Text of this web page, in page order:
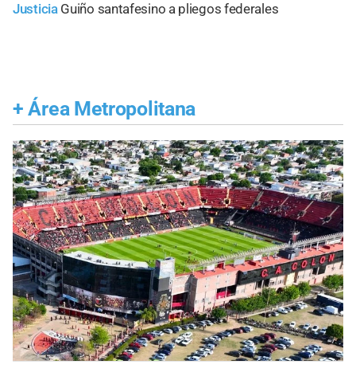
Justicia Guiño santafesino a pliegos federales
+ Área Metropolitana